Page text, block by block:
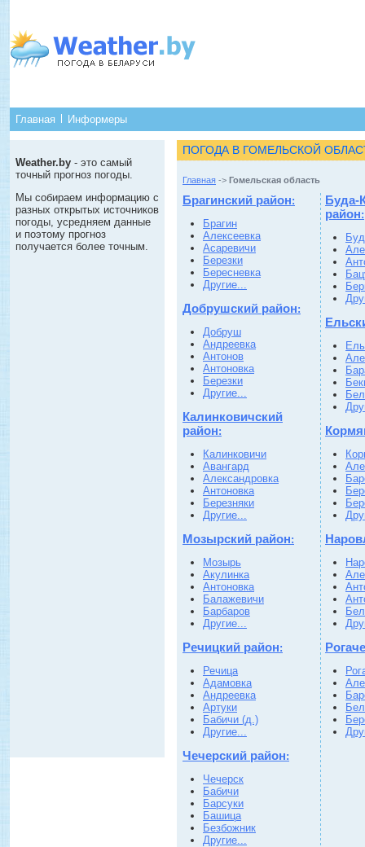
Главная Информеры
Weather.by - это самый
точный прогноз погоды.
Мы собираем информацию с
разных открытых источников
погоды, усредняем данные
и поэтому прогноз
получается более точным.
ПОГОДА В ГОМЕЛЬСКОЙ
Главная -> Гомельская область
Брагинский район:
Брагин
Алексеевка
Асаревичи
Березки
Бересневка
Другие...
Добрушский район:
Добруш
Андреевка
Антонов
Антоновка
Березки
Другие...
Калинковичский
район:
Калинковичи
Авангард
Александровка
Антоновка
Березняки
Другие...
Мозырский район:
Мозырь
Акулинка
Антоновка
Балажевичи
Барбаров
Другие...
Речицкий район:
Речица
Адамовка
Андреевка
Артуки
Бабичи (д.)
Другие...
Чечерский район:
Чечерск
Бабичи
Барсуки
Башица
Безбожник
Другие...
Буда-
район: